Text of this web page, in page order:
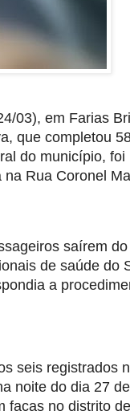
03), em Farias
que completou
do município, foi
Rua Coronel
saírem
de saúde do
a
seis registrados
noite do dia 27 de
facas no distrito de